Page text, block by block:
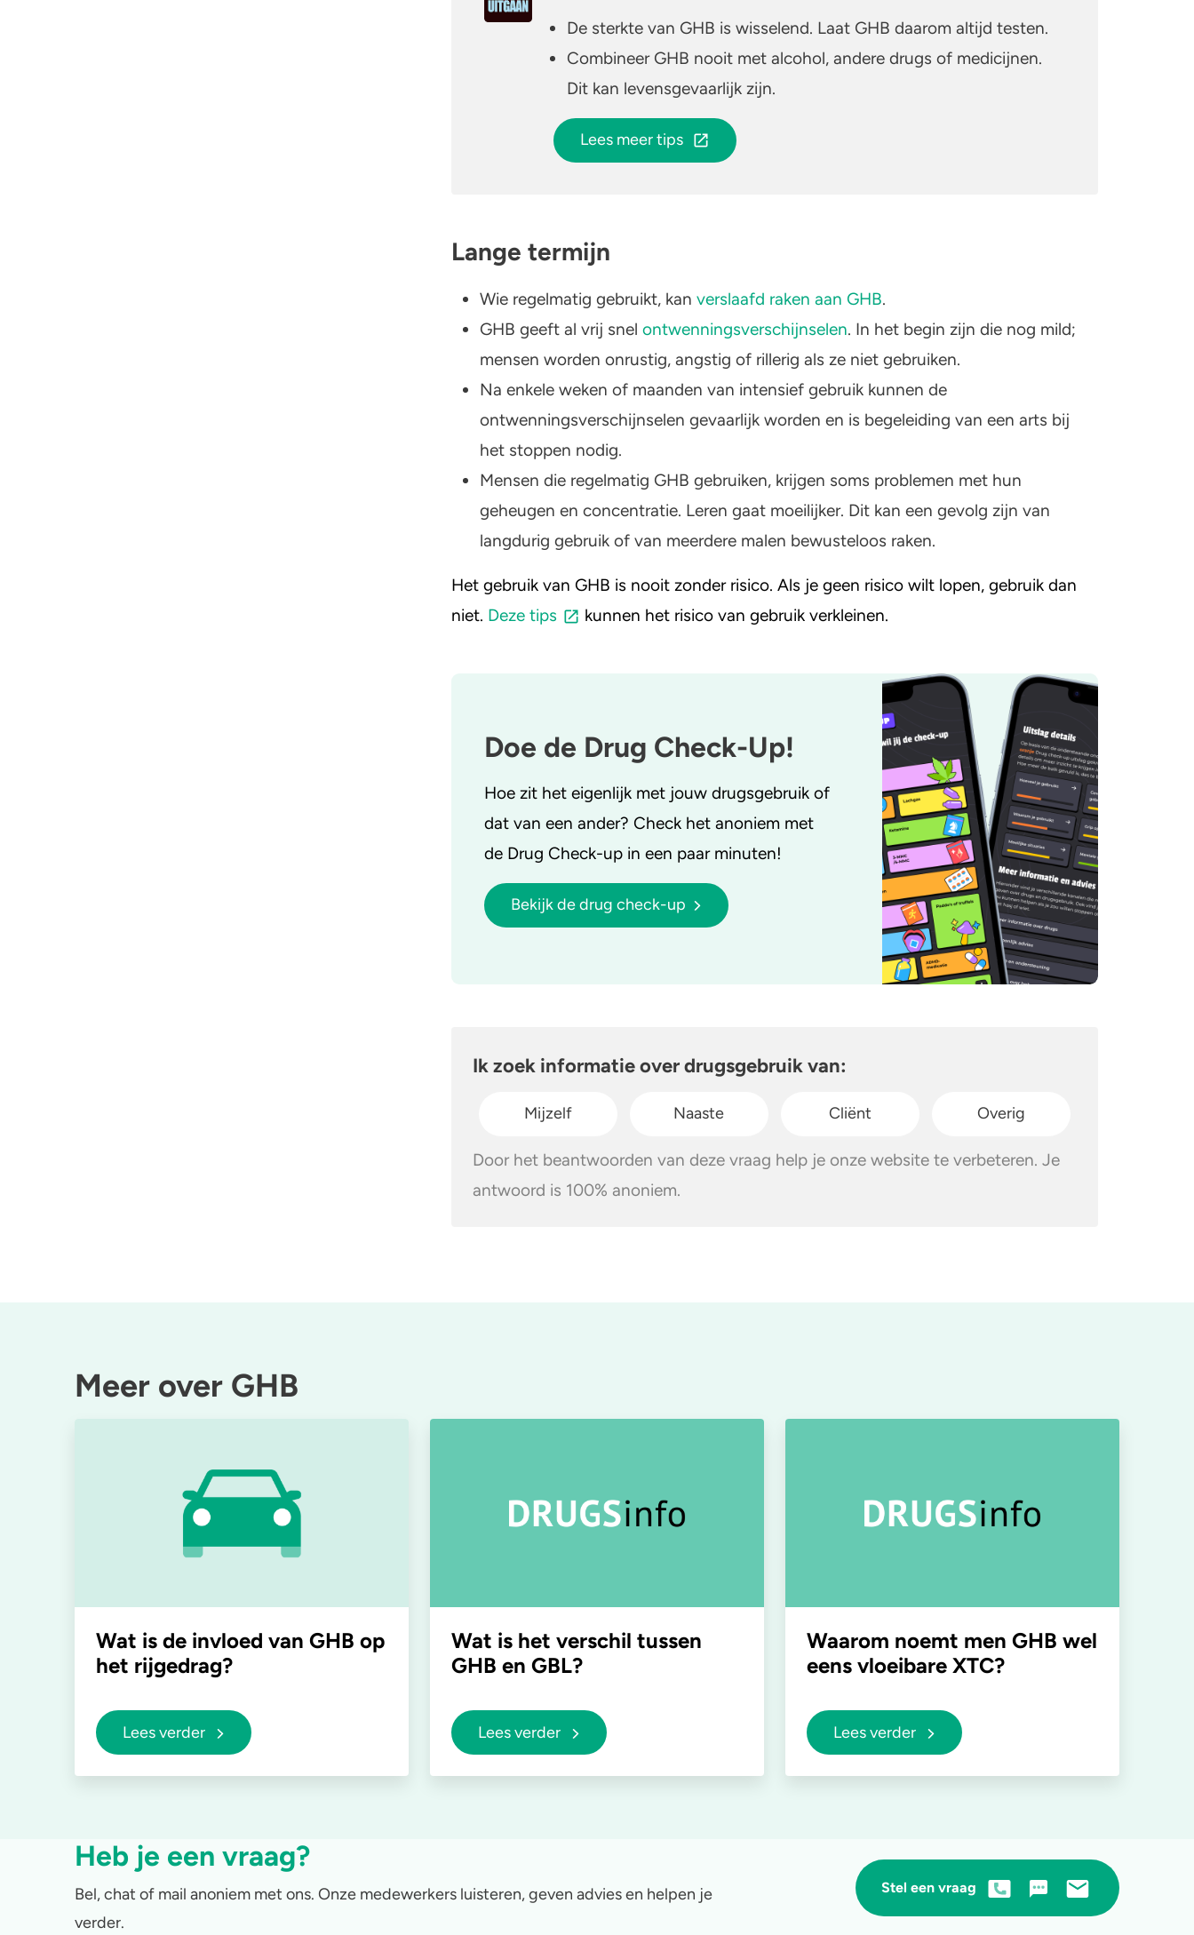
De sterkte van GHB is wisselend. Laat GHB daarom altijd testen.
Combineer GHB nooit met alcohol, andere drugs of medicijnen.
Dit kan levensgevaarlijk zijn.
Lees meer tips
Lange termijn
Wie regelmatig gebruikt, kan verslaafd raken aan GHB.
GHB geeft al vrij snel ontwenningsverschijnselen. In het begin zijn die nog mild;
mensen worden onrustig, angstig of rillerig als ze niet gebruiken.
Na enkele weken of maanden van intensief gebruik kunnen de
ontwenningsverschijnselen gevaarlijk worden en is begeleiding van een arts bij
het stoppen nodig.
Mensen die regelmatig GHB gebruiken, krijgen soms problemen met hun
geheugen en concentratie. Leren gaat moeilijker. Dit kan een gevolg zijn van
langdurig gebruik of van meerdere malen bewusteloos raken.
Het gebruik van GHB is nooit zonder risico. Als je geen risico wilt lopen, gebruik dan
niet. Deze tips kunnen het risico van gebruik verkleinen.
Doe de Drug Check-Up!
Hoe zit het eigenlijk met jouw drugsgebruik of
dat van een ander? Check het anoniem met
de Drug Check-up in een paar minuten!
Bekijk de drug check-up
Ik zoek informatie over drugsgebruik van:
Mijzelf Naaste Cliënt Overig
Door het beantwoorden van deze vraag help je onze website te verbeteren. Je
antwoord is 100% anoniem.
Meer over GHB
Wat is de invloed van GHB op
het rijgedrag?
Lees verder
Wat is het verschil tussen
GHB en GBL?
Lees verder
Waarom noemt men GHB wel
eens vloeibare XTC?
Lees verder
Heb je een vraag?
Bel, chat of mail anoniem met ons. Onze medewerkers luisteren, geven advies en helpen je
verder.
Stel een vraag